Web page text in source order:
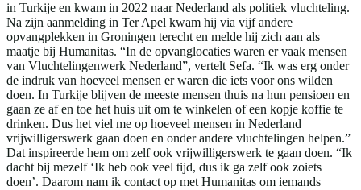
in Turkije en kwam in 2022 naar Nederland als politiek vluchteling.
Na zijn aanmelding in Ter Apel kwam hij via vijf andere
opvangplekken in Groningen terecht en melde hij zich aan als
maatje bij Humanitas. “In de opvanglocaties waren er vaak mensen
van Vluchtelingenwerk Nederland”, vertelt Sefa. “Ik was erg onder
de indruk van hoeveel mensen er waren die iets voor ons wilden
doen. In Turkije blijven de meeste mensen thuis na hun pensioen en
gaan ze af en toe het huis uit om te winkelen of een kopje koffie te
drinken. Dus het viel me op hoeveel mensen in Nederland
vrijwilligerswerk gaan doen en onder andere vluchtelingen helpen.”
Dat inspireerde hem om zelf ook vrijwilligerswerk te gaan doen. “Ik
dacht bij mezelf ‘Ik heb ook veel tijd, dus ik ga zelf ook zoiets
doen’. Daarom nam ik contact op met Humanitas om iemands